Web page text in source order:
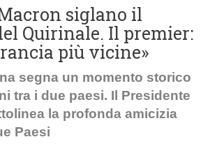
siglano il
Quirinale. Il premier:
più vicine»
segna un momento storico
tra i due paesi. Il Presidente
la profonda amicizia
Paesi